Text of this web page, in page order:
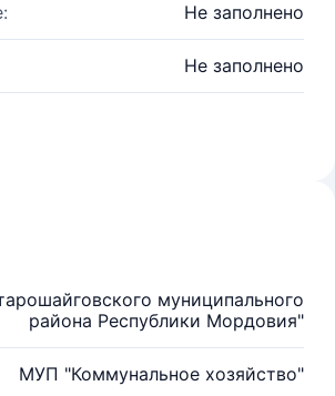
Не заполнено
Не заполнено
муниципального
района Республики Мордовия"
МУП "Коммунальное хозяйство"